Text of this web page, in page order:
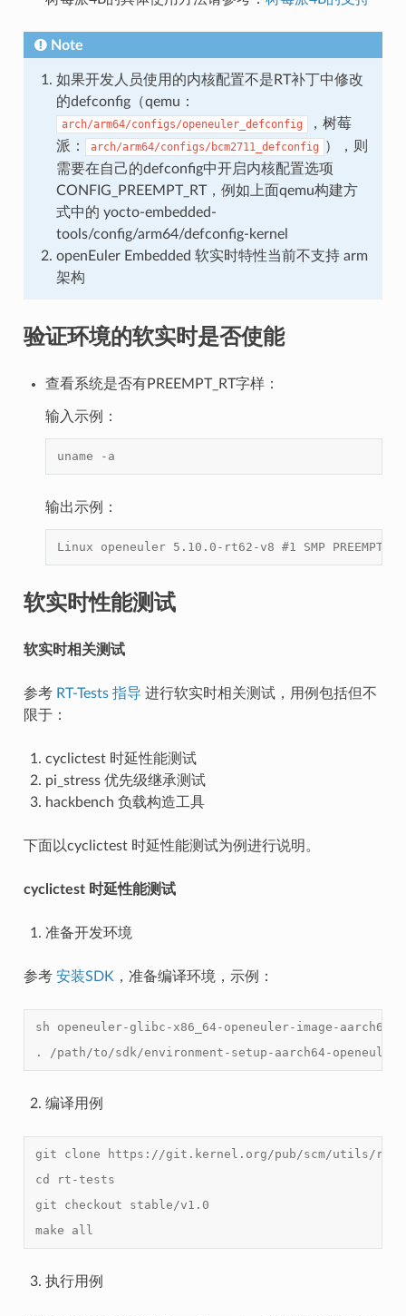
Note
如果开发人员使用的内核配置不是RT补丁中修改
的defconfig（qemu：
arch/arm64/configs/openeuler_defconfig
，树莓
派：
arch/arm64/configs/bcm2711_defconfig
），则
需要在自己的defconfig中开启内核配置选项
CONFIG_PREEMPT_RT，例如上面qemu构建方
式中的 yocto-embedded-
tools/config/arm64/defconfig-kernel
openEuler Embedded 软实时特性当前不支持 arm
架构
验证环境的软实时是否使能
查看系统是否有PREEMPT_RT字样：
输入示例：
uname -a
输出示例：
Linux openeuler 5.10.0-rt62-v8 #1 SMP
软实时性能测试
软实时相关测试
参考 RT-Tests 指导 进行软实时相关测试，用例包括但不
限于：
cyclictest 时延性能测试
pi_stress 优先级继承测试
hackbench 负载构造工具
下面以cyclictest 时延性能测试为例进行说明。
cyclictest 时延性能测试
准备开发环境
参考 安装SDK ，准备编译环境，示例：
sh openeuler-glibc-x86_64-openeuler-image-aarch64-
. /path/to/sdk/environment-setup-aarch64-
编译用例
git clone https://git.kernel.org/pub/scm/utils/
cd rt-tests
git checkout stable/v1.0
make all
执行用例